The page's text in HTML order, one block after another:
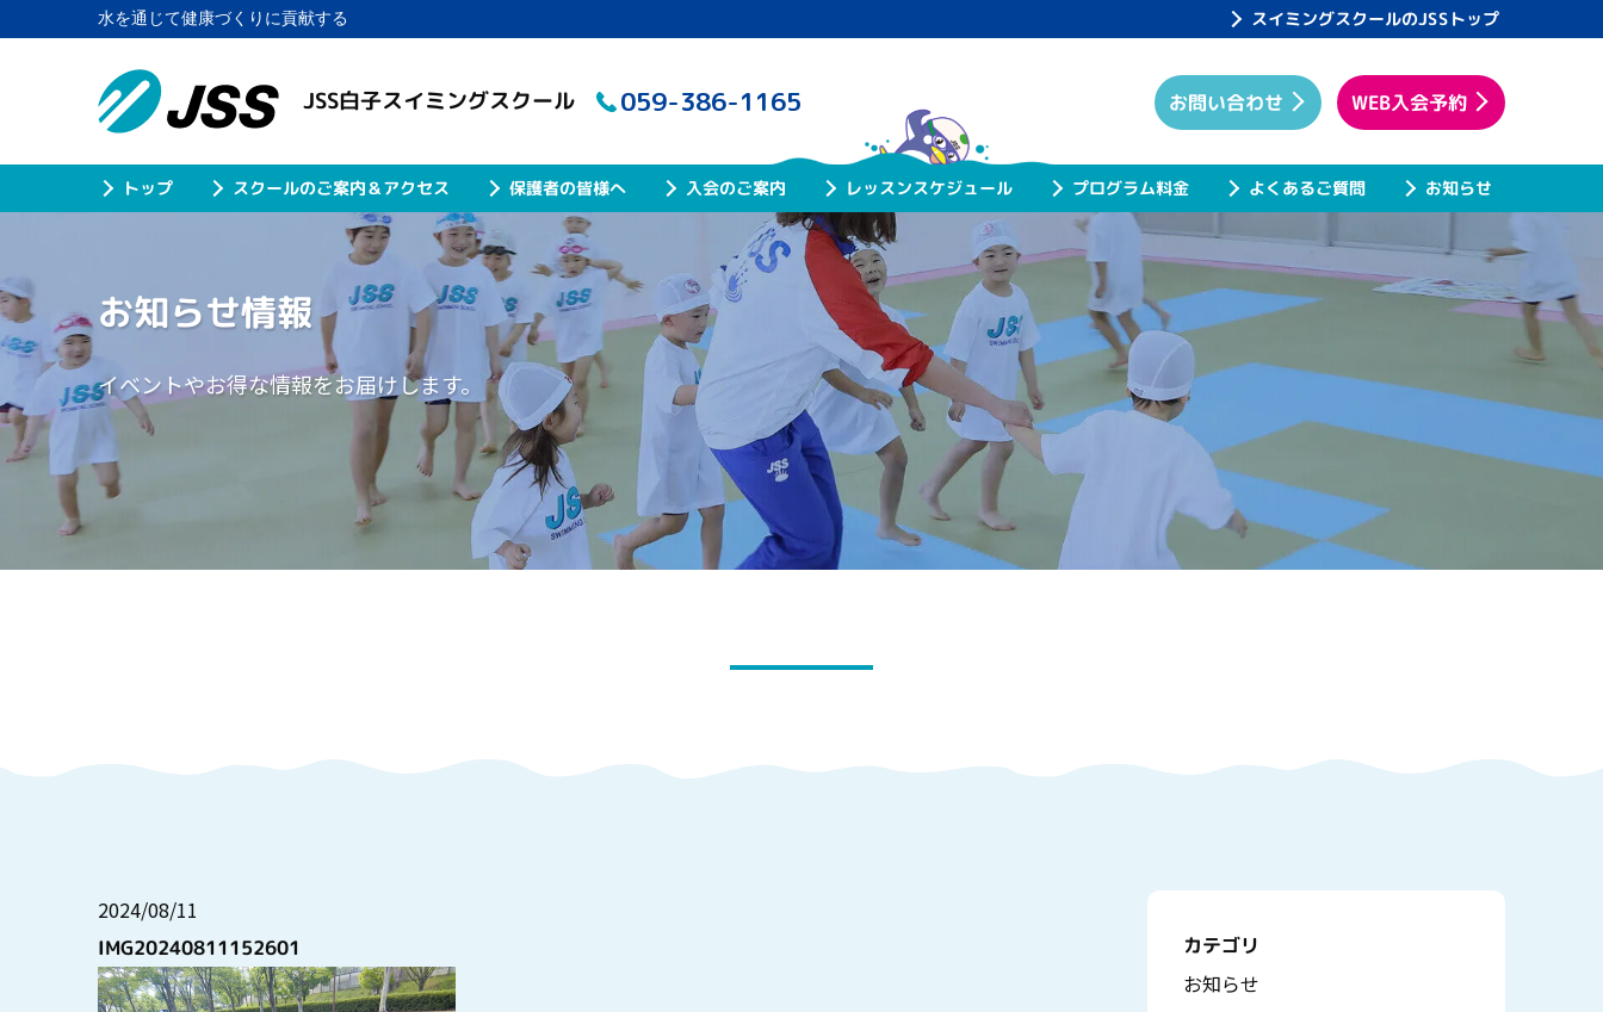
水を通じて健康づくりに貢献する スイミングスクールのJSSトップ
JSS白子スイミングスクール 059-386-1165
トップ スクールのご案内＆アクセス 保護者の皆様へ 入会のご案内 レッスンスケジュール プログラム料金 よくあるご質問 お知らせ
お問い合わせ WEB入会予約
お知らせ情報
イベントやお得な情報をお届けします。
2024/08/11
IMG20240811152601 カテゴリ
お知らせ